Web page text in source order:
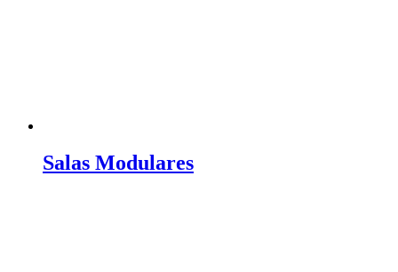
Salas Modulares